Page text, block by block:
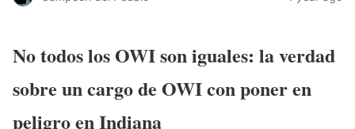
No todos los OWI son iguales: la verdad
sobre un cargo de OWI con poner en
peligro en Indiana